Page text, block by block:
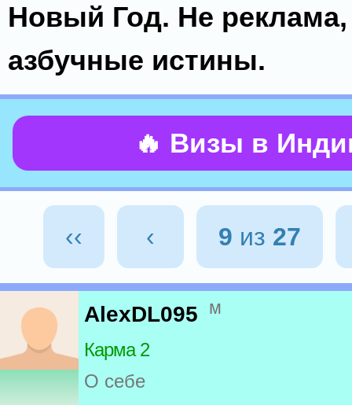
Новый Год. Не
азбучные истины.
🔥 Визы в
‹‹ ‹ 9 из 27
AlexDL095 м
Карма 2
О себе